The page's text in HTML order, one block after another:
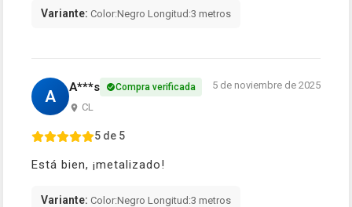
Variante: Color:Negro Longitud:3 metros
A A***s Compra verificada
CL
5 de noviembre de 2025
5 de 5
Está bien, ¡metalizado!
Variante: Color:Negro Longitud:3 metros